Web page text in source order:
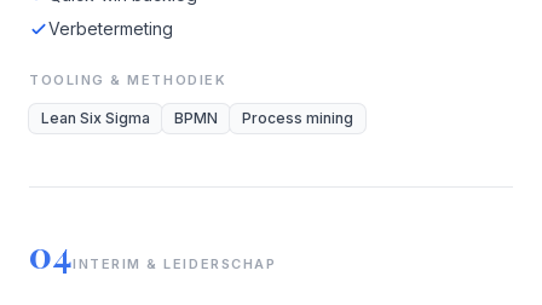
Verbetermeting
TOOLING & METHODIEK
Lean Six Sigma BPMN Process mining
04INTERIM & LEIDERSCHAP